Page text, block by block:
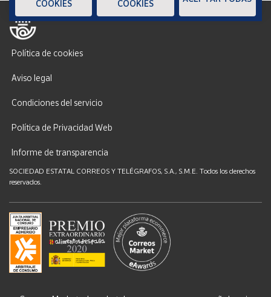
Política de cookies
Aviso legal
Condiciones del servicio
Política de Privacidad Web
Informe de transparencia
SOCIEDAD ESTATAL CORREOS Y TELÉGRAFOS, S.A., S.M.E. Todos los derechos
reservados.
COOKIES
COOKIES